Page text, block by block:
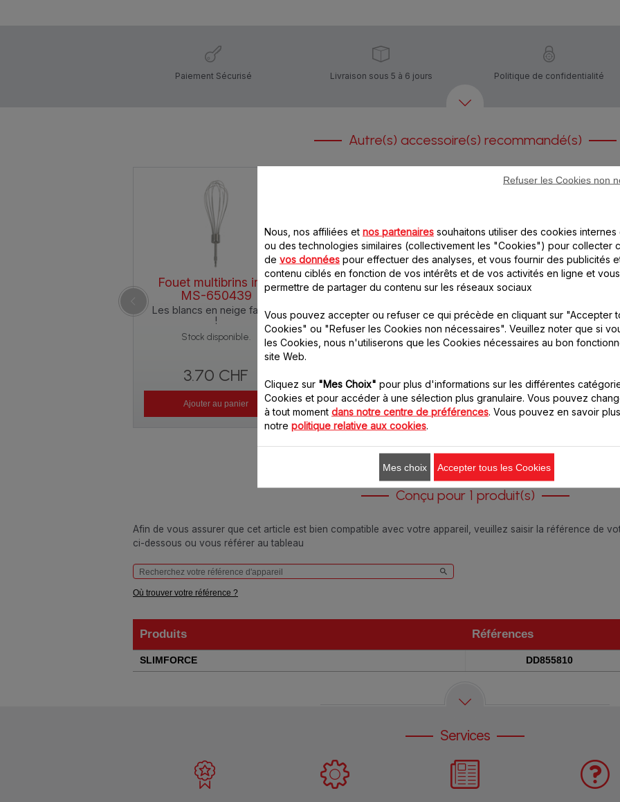
Paiement Sécurisé Livraison sous 5 à 6 jours Politique de confidentialité
Autre(s) accessoire(s) recommandé(s)
Fouet multibrins inox
MS-650439
Les blancs en neige faciles
!
Stock disponible.
3.70 CHF
Ajouter au panier
Verre doseur MS-
651614
de 800 ml
Stock disponible.
3.70 CHF
Ajouter au panier
Bol hachoir MS-
652185
suivez la recette facilement
Stock disponible.
3.70 CHF
Ajouter au panier
Conçu pour 1 produit(s)
Afin de vous assurer que cet article est bien compatible avec votre appareil, veuillez saisir la référence de
ci-dessous ou vous référer au tableau
Où trouver votre référence ?
Produits Références
Produits
Références
SLIMFORCE DD855810
Services
Nous, nos affiliées et nos partenaires souhaitons utiliser des cookies internes
ou des technologies similaires (collectivement les "Cookies") pour collecter
de vos données pour effectuer des analyses, et vous fournir des publicités
contenu ciblés en fonction de vos intérêts et de vos activités en ligne et vous
permettre de partager du contenu sur les réseaux sociaux
Vous pouvez accepter ou refuser ce qui précède en cliquant sur "Accepter
Cookies" ou "Refuser les Cookies non nécessaires". Veuillez noter que si
les Cookies, nous n'utiliserons que les Cookies nécessaires au bon
site Web.
Cliquez sur "Mes Choix" pour plus d'informations sur les différentes
Cookies et pour accéder à une sélection plus granulaire. Vous pouvez
à tout moment dans notre centre de préférences . Vous pouvez en savoir
notre politique relative aux cookies
Refuser les Cookies non
Mes choix Accepter tous les Cookies